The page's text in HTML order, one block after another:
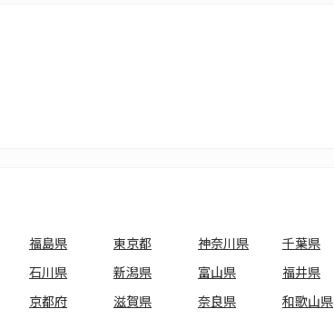
福島県 東京都 神奈川県
千葉県
石川県 新潟県 富山県
福井県
京都府 滋賀県 奈良県
和歌山県